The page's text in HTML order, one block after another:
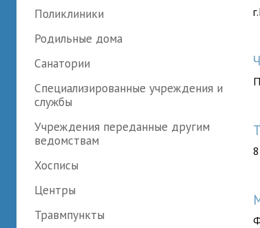
Поликлиники
Родильные дома
Санатории
Специализированные учреждения и
службы
Учреждения переданные другим
ведомствам
Хосписы
Центры
Травмпункты